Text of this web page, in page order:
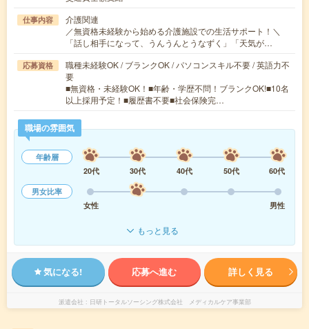
仕事内容
介護関連
／無資格未経験から始める介護施設での生活サポート！＼
「話し相手になって、うんうんとうなずく」「天気が…
応募資格
職種未経験OK / ブランクOK / パソコンスキル不要 / 英語力不
要
■無資格・未経験OK！■年齢・学歴不問！ブランクOK!■10名
以上採用予定！■履歴書不要■社会保険完…
職場の雰囲気
年齢層
20代
30代 40代 50代
60代
男女比率
女性
男性
もっと見る
気になる! 応募へ進む 詳しく見る
派遣会社 日研トータルソーシング株式会社 メディカルケア事業部